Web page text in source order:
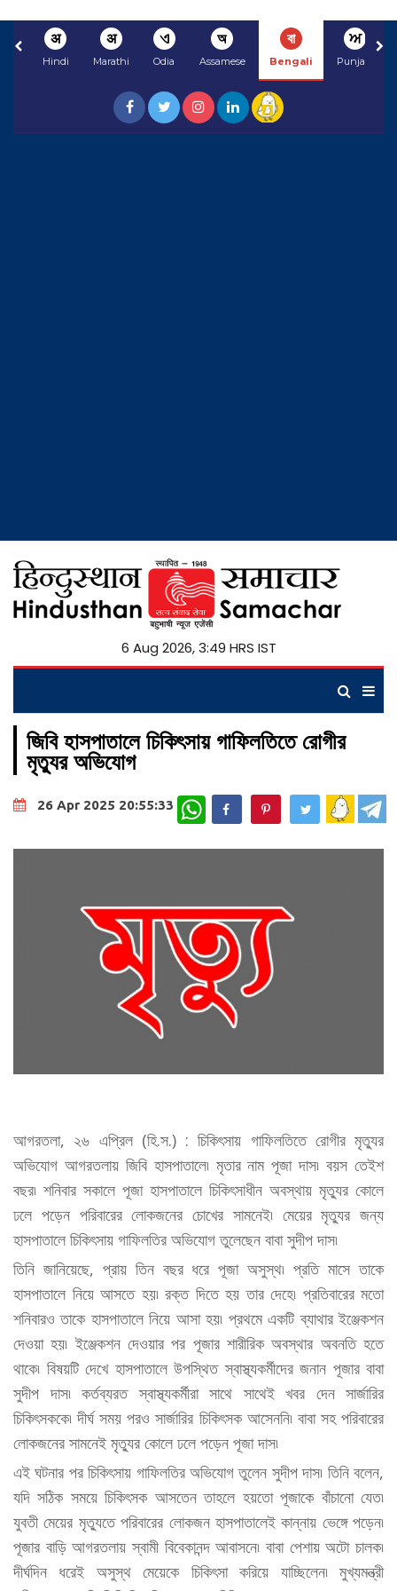
अ
Hindi
अ
Marathi
ଏ
Odia
অ
Assamese
বা
Bengali
ਅ
Punjabi
6 Aug 2026, 3:49 HRS IST
জিবি হাসপাতালে চিকিৎসায় গাফিলতিতে রোগীর
মৃত্যুর অভিযোগ
26 Apr 2025 20:55:33 WhatsApp
আগরতলা, ২৬ এপ্রিল (হি.স.) : চিকিৎসায় গাফিলতিতে রোগীর মৃত্যুর
অভিযোগ আগরতলায় জিবি হাসপাতালে৷ মৃতার নাম পূজা দাস৷ বয়স তেইশ
বছর৷ শনিবার সকালে পূজা হাসপাতালে চিকিৎসাধীন অবস্থায় মৃত্যুর কোলে
ঢলে পড়েন পরিবারের লোকজনের চোখের সামনেই৷ মেয়ের মৃত্যুর জন্য
হাসপাতালে চিকিৎসায় গাফিলতির অভিযোগ তুলেছেন বাবা সুদীপ দাস৷
তিনি জানিয়েছে, প্রায় তিন বছর ধরে পূজা অসুস্থ৷ প্রতি মাসে তাকে
হাসপাতালে নিয়ে আসতে হয়৷ রক্ত দিতে হয় তার দেহে৷ প্রতিবারের মতো
শনিবারও তাকে হাসপাতালে নিয়ে আসা হয়৷ প্রথমে একটি ব্যাথার ইঞ্জেকশন
দেওয়া হয়৷ ইঞ্জেকশন দেওয়ার পর পূজার শারীরিক অবস্থার অবনতি হতে
থাকে৷ বিষয়টি দেখে হাসপাতালে উপস্থিত স্বাস্থ্যকর্মীদের জনান পূজার বাবা
সুদীপ দাস৷ কর্তব্যরত স্বাস্থ্যকর্মীরা সাথে সাথেই খবর দেন সার্জারির
চিকিৎসককে৷ দীর্ঘ সময় পরও সার্জারির চিকিৎসক আসেননি৷ বাবা সহ পরিবারের
লোকজনের সামনেই মৃত্যুর কোলে ঢলে পড়েন পূজা দাস৷
এই ঘটনার পর চিকিৎসায় গাফিলতির অভিযোগ তুলেন সুদীপ দাস৷ তিনি বলেন,
যদি সঠিক সময়ে চিকিৎসক আসতেন তাহলে হয়তো পূজাকে বাঁচানো যেত৷
যুবতী মেয়ের মৃত্যুতে পরিবারের লোকজন হাসপাতালেই কান্নায় ভেঙ্গে পড়েন৷
পূজার বাড়ি আগরতলায় স্বামী বিবেকানন্দ আবাসনে৷ বাবা পেশায় অটো চালক৷
দীর্ঘদিন ধরেই অসুস্থ মেয়েকে চিকিৎসা করিয়ে যাচ্ছিলেন৷ মুখ্যমন্ত্রী